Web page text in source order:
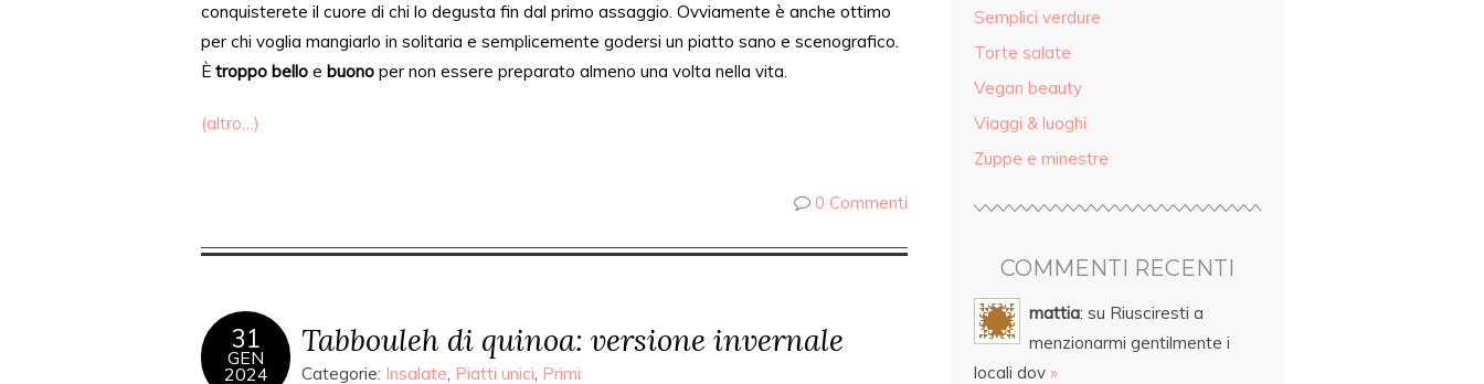
conquisterete il cuore di chi lo degusta fin dal primo assaggio. Ovviamente è anche ottimo
per chi voglia mangiarlo in solitaria e semplicemente godersi un piatto sano e scenografico.
È troppo bello e buono per non essere preparato almeno una volta nella vita.
(altro…)
0 Commenti
31
GEN
2024
Tabbouleh di quinoa: versione invernale
Categorie: Insalate, Piatti unici, Primi
Semplici verdure
Torte salate
Vegan beauty
Viaggi & luoghi
Zuppe e minestre
COMMENTI RECENTI
mattia: su Riusciresti a
menzionarmi gentilmente i
locali dov »